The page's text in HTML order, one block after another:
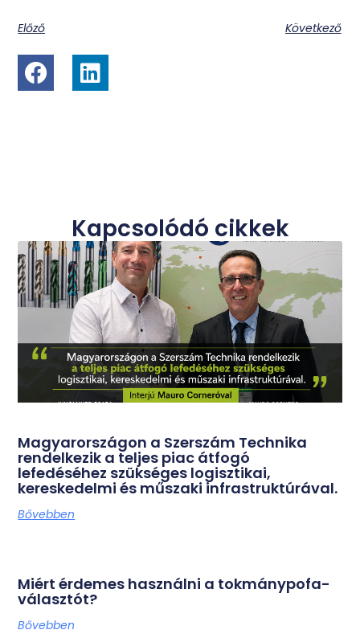
Előző Következő
Kapcsolódó cikkek
Magyarországon a Szerszám Technika
rendelkezik a teljes piac átfogó
lefedéséhez szükséges logisztikai,
kereskedelmi és műszaki infrastruktúrával.
Bővebben
Miért érdemes használni a tokmánypofa-
választót?
Bővebben